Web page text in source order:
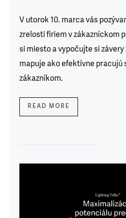
V utorok 10. marca vás
zrelosti firiem v zákazníckom
si miesto a vypočujte si
mapuje ako efektívne pracujú
zákazníkom.
READ MORE